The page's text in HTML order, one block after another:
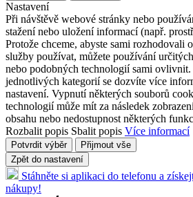
Nastavení
Při návštěvě webové stránky nebo
stažení nebo uložení informací (např.
Protože chceme, abyste sami rozhodovali
služby používat, můžete používání
nebo podobných technologií sami
jednotlivých kategorií se dozvíte více
nastavení. Vypnutí některých souborů
technologií může mít za následek
obsahu nebo nedostupnost některých
Rozbalit popis Sbalit popis Více informací
Potvrdit výběr
Přijmout vše
Zpět do nastavení
Stáhněte si aplikaci do telefonu a
nákupy!